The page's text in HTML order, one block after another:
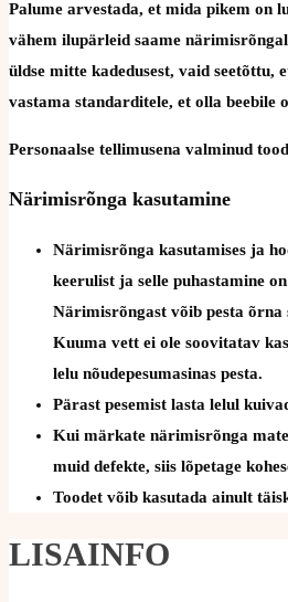
Palume arvestada, et mida pikem on
vähem ilupärleid saame
üldse mitte kadedusest, vaid seetõttu,
vastama standarditele, et olla beebile
Personaalse tellimusena valminud
Närimisrõnga kasutamine
Närimisrõnga kasutamises ja
keerulist ja selle puhastamine
Närimisrõngast võib pesta õrna
Kuuma vett ei ole soovitatav
lelu nõudepesumasinas pesta.
Pärast pesemist lasta lelul
Kui märkate närimisrõnga
muid defekte, siis lõpetage
Toodet võib kasutada ainult
LISAINFO